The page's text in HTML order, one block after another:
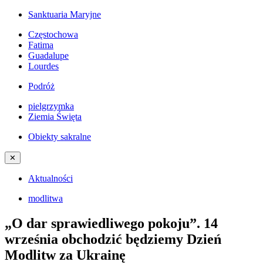
Sanktuaria Maryjne
Częstochowa
Fatima
Guadalupe
Lourdes
Podróż
pielgrzymka
Ziemia Święta
Obiekty sakralne
✕
Aktualności
modlitwa
„O dar sprawiedliwego pokoju”. 14
września obchodzić będziemy Dzień
Modlitw za Ukrainę